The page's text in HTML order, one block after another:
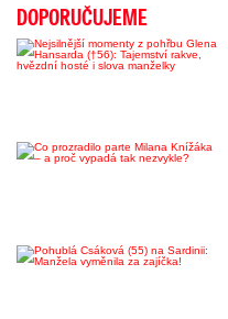
DOPORUČUJEME